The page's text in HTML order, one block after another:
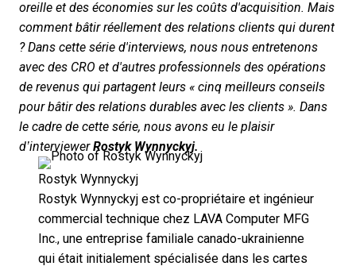
oreille et des économies sur les coûts d'acquisition. Mais
comment bâtir réellement des relations clients qui durent
? Dans cette série d'interviews, nous nous entretenons
avec des CRO et d'autres professionnels des opérations
de revenus qui partagent leurs « cinq meilleurs conseils
pour bâtir des relations durables avec les clients ». Dans
le cadre de cette série, nous avons eu le plaisir
d’interviewerRostyk Wynnyckyj.
Rostyk Wynnyckyj
Rostyk Wynnyckyj est co-propriétaire et ingénieur
commercial technique chez LAVA Computer MFG
Inc., une entreprise familiale canado-ukrainienne
qui était initialement spécialisée dans les cartes